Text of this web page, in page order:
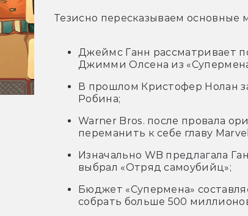
Тезисно пересказываем основные
Джеймс Ганн рассматривает
Джимми Олсена из
В прошлом Кристофер Нолан
Робина;
Warner Bros. после провала
переманить к себе главу
Изначально WB предлагала
выбрал «Отряд самоубийц»;
Бюджет «Супермена»
собрать больше 500